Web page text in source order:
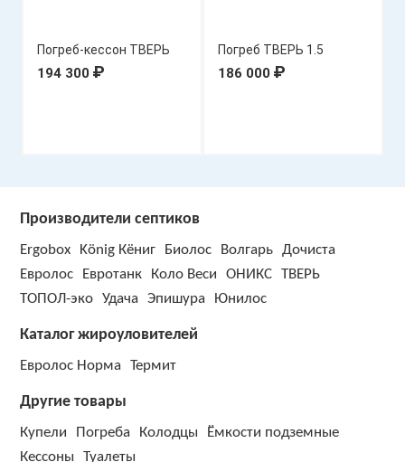
Погреб-кессон ТВЕРЬ
1.5
194 300 ₽
Погреб ТВЕРЬ 1.5
186 000 ₽
Производители септиков
Ergobox König Кёниг Биолос Волгарь
Дочиста
Евролос
Евротанк Коло Веси ОНИКС
ТВЕРЬ
ТОПОЛ-эко
Удача Эпишура Юнилос
Каталог жироуловителей
Евролос Норма Термит
Другие товары
Купели Погреба Колодцы
Ёмкости подземные
Кессоны
Туалеты